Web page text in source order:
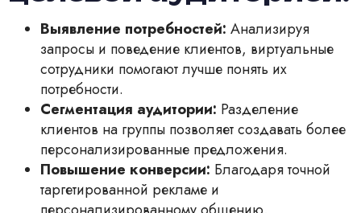
Выявление потребностей: Анализируя
запросы и поведение клиентов, виртуальные
сотрудники помогают лучше понять их
потребности.
Сегментация аудитории: Разделение
клиентов на группы позволяет создавать более
персонализированные предложения.
Повышение конверсии: Благодаря точной
таргетированной рекламе и